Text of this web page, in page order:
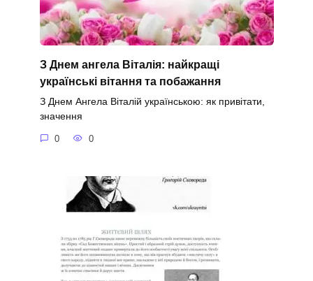
З Днем ангела Віталія: найкращі
українські вітання та побажання
З Днем Ангела Віталій українською: як привітати,
значення
0 0